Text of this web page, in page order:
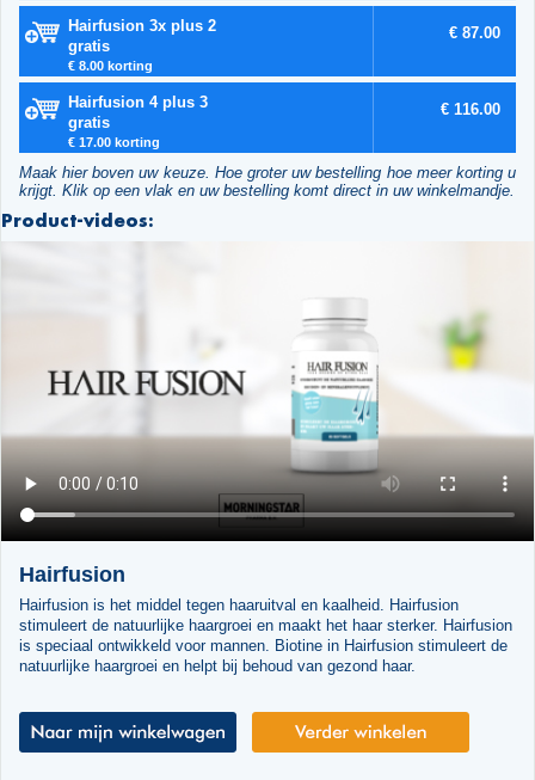
Hairfusion 3x plus 2
gratis
€ 8.00 korting
€ 87.00
Hairfusion 4 plus 3
gratis
€ 17.00 korting
€ 116.00
Maak hier boven uw keuze. Hoe groter uw bestelling hoe meer korting u
krijgt. Klik op een vlak en uw bestelling komt direct in uw winkelmandje.
Product-videos:
Hairfusion
Hairfusion is het middel tegen haaruitval en kaalheid. Hairfusion
stimuleert de natuurlijke haargroei en maakt het haar sterker. Hairfusion
is speciaal ontwikkeld voor mannen. Biotine in Hairfusion stimuleert de
natuurlijke haargroei en helpt bij behoud van gezond haar.